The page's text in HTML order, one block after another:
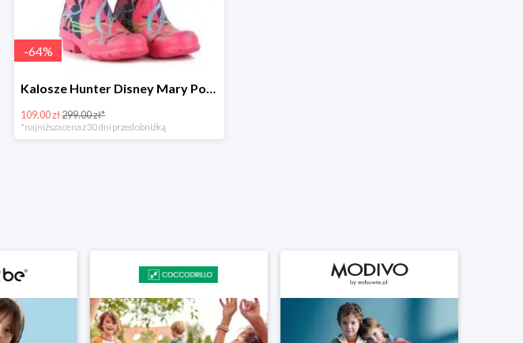
-64%
Kalosze Hunter Disney Mary Poppins Original -64%
109.00 zł299.00 zł*
*najniższa cena z 30 dni przed obniżką